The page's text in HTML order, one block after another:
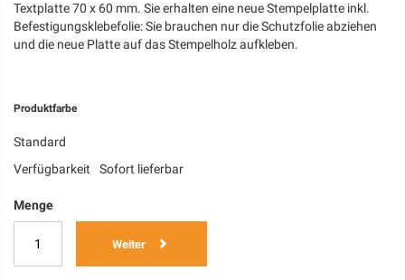
Textplatte 70 x 60 mm. Sie erhalten eine neue Stempelplatte inkl.
Befestigungsklebefolie: Sie brauchen nur die Schutzfolie abziehen
und die neue Platte auf das Stempelholz aufkleben.
Produktfarbe
Standard
Verfügbarkeit
Sofort lieferbar
Menge
Weiter